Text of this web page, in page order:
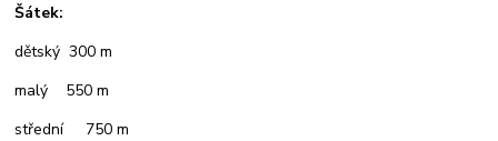
Šátek:
dětský 300 m
malý 550 m
střední 750 m